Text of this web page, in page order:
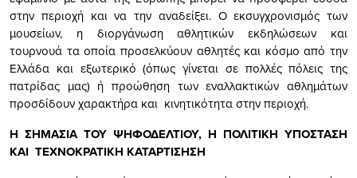
στην περιοχή και να την αναδείξει. Ο εκσυγχρονισμός των
μουσείων, η διοργάνωση αθλητικών εκδηλώσεων και
τουρνουά τα οποία προσελκύουν αθλητές και κόσμο από την
Ελλάδα και εξωτερικό (όπως γίνεται σε πολλές πόλεις της
πατρίδας μας) ή προώθηση των εναλλακτικών αθλημάτων
προσδίδουν χαρακτήρα και κινητικότητα στην περιοχή.
Η ΣΗΜΑΣΙΑ ΤΟΥ ΨΗΦΟΔΕΛΤΙΟΥ, Η ΠΟΛΙΤΙΚΗ ΥΠΟΣΤΑΣΗ
ΚΑΙ ΤΕΧΝΟΚΡΑΤΙΚΗ ΚΑΤΑΡΤΙΣΗΣΗ